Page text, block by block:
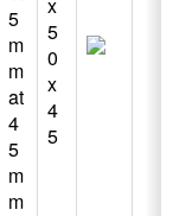
5
m
m
at
4
5
m
m
5
0
x
4
5